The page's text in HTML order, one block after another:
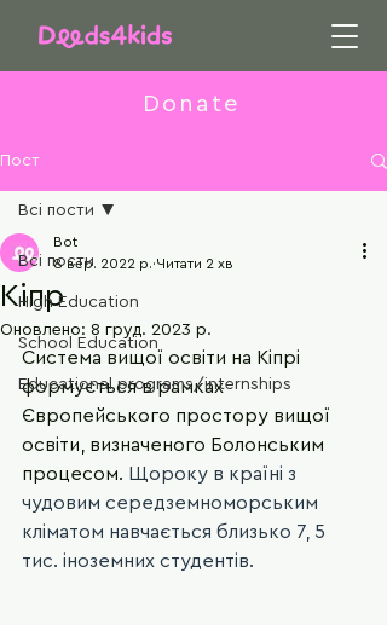
Donate
Пост
Всі пости
High Education
School Education
Educational programs/internships
Всі пости
Кіпр
Bot
8 вер. 2022 р. Читати 2 хв
Оновлено: 8 груд. 2023 р.
Система вищої освіти на Кіпрі
формується в рамках
Європейського простору вищої
освіти, визначеного Болонським
процесом. Щороку в країні з
чудовим середземноморським
кліматом навчається близько 7, 5
тис. іноземних студентів.